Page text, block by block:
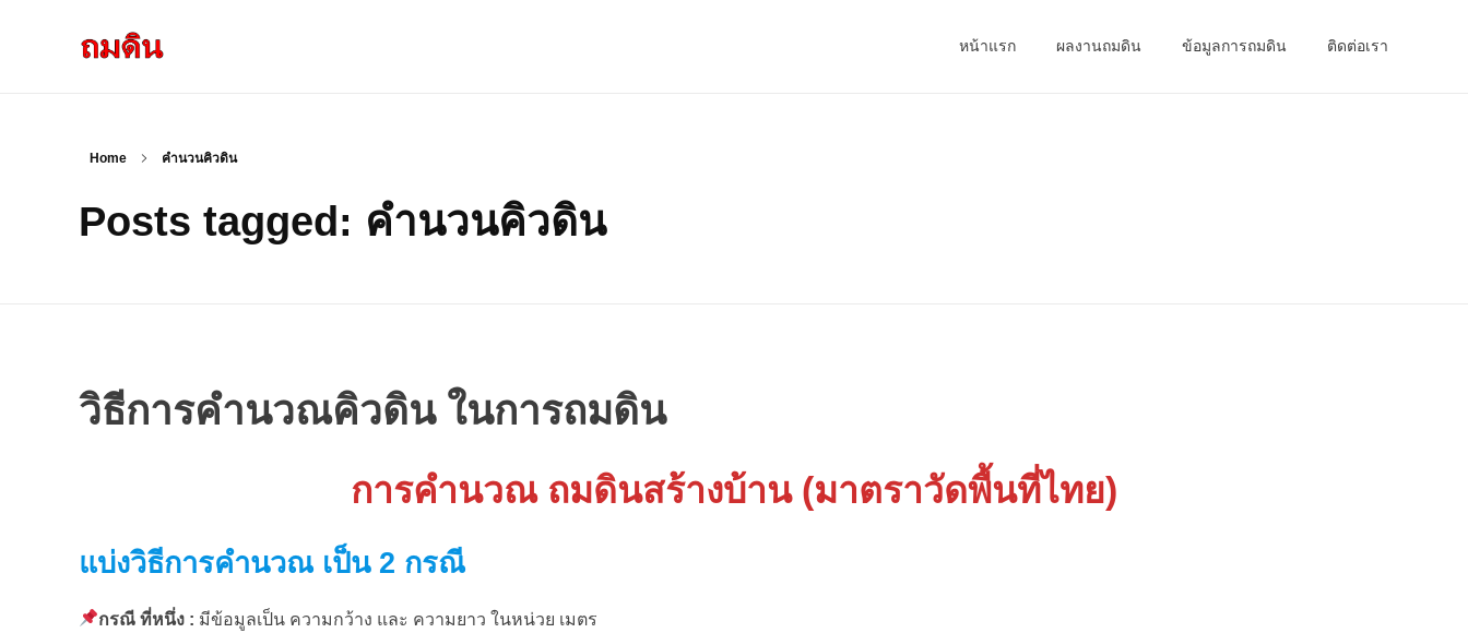
หน้าแรก ผลงานถมดิน ข้อมูลการถมดิน ติดต่อเรา
Home คำนวนคิวดิน
Posts tagged: คำนวนคิวดิน
วิธีการคำนวณคิวดิน ในการถมดิน
การคำนวณ ถมดินสร้างบ้าน (มาตราวัดพื้นที่ไทย)
แบ่งวิธีการคำนวณ เป็น 2 กรณี
กรณี ที่หนึ่ง : มีข้อมูลเป็น ความกว้าง และ ความยาว ในหน่วย เมตร